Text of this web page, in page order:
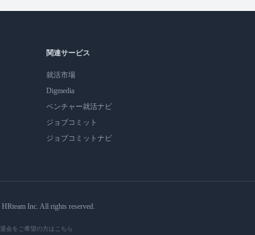
関連サービス
就活市場
Digmedia
ベンチャー就活ナビ
ジョブコミット
ジョブコミットナビ
Inc. All rights reserved.
退会をご希望の方はこちら